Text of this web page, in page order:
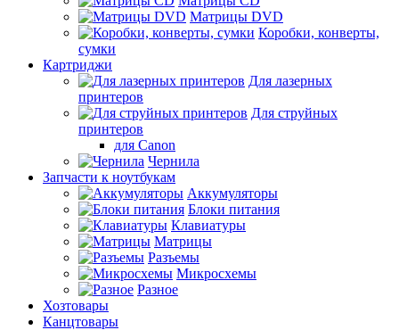
Матрицы DVD
Коробки, конверты,
сумки
Картриджи
Для лазерных
принтеров
Для струйных
принтеров
для Canon
Чернила
Запчасти к ноутбукам
Аккумуляторы
Блоки питания
Клавиатуры
Матрицы
Разъемы
Микросхемы
Разное
Хозтовары
Канцтовары